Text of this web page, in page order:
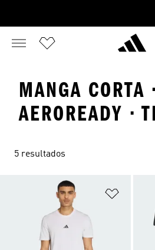
MANGA CORTA
AEROREADY ·
5 resultados
Añadir